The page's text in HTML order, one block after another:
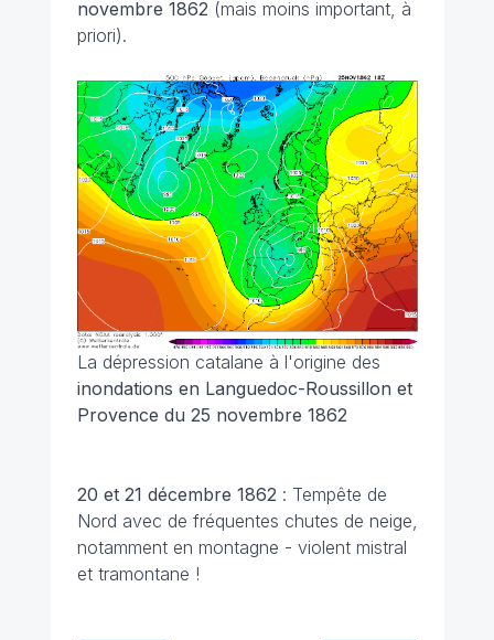
novembre 1862 (mais moins important, à
priori).
La dépression catalane à l'origine des
inondations en Languedoc-Roussillon et
Provence du 25 novembre 1862
20 et 21 décembre 1862 : Tempête de
Nord avec de fréquentes chutes de neige,
notamment en montagne - violent mistral
et tramontane !